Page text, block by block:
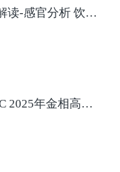
团体标准解读-感官分析 饮料、饮料酒苦味/涩感强度评价导则
CSTM/NTC 2025年金相高低倍检验技术培训